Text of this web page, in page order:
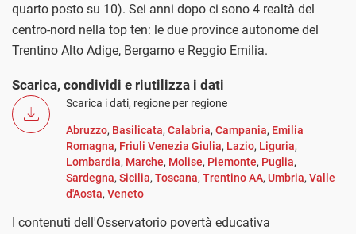
quarto posto su 10). Sei anni dopo ci sono 4 realtà del
centro-nord nella top ten: le due province autonome del
Trentino Alto Adige, Bergamo e Reggio Emilia.
Scarica, condividi e riutilizza i dati
Scarica i dati, regione per regione
Abruzzo, Basilicata, Calabria, Campania, Emilia
Romagna, Friuli Venezia Giulia, Lazio, Liguria,
Lombardia, Marche, Molise, Piemonte, Puglia,
Sardegna, Sicilia, Toscana, Trentino AA, Umbria, Valle
d'Aosta, Veneto
I contenuti dell'Osservatorio povertà educativa